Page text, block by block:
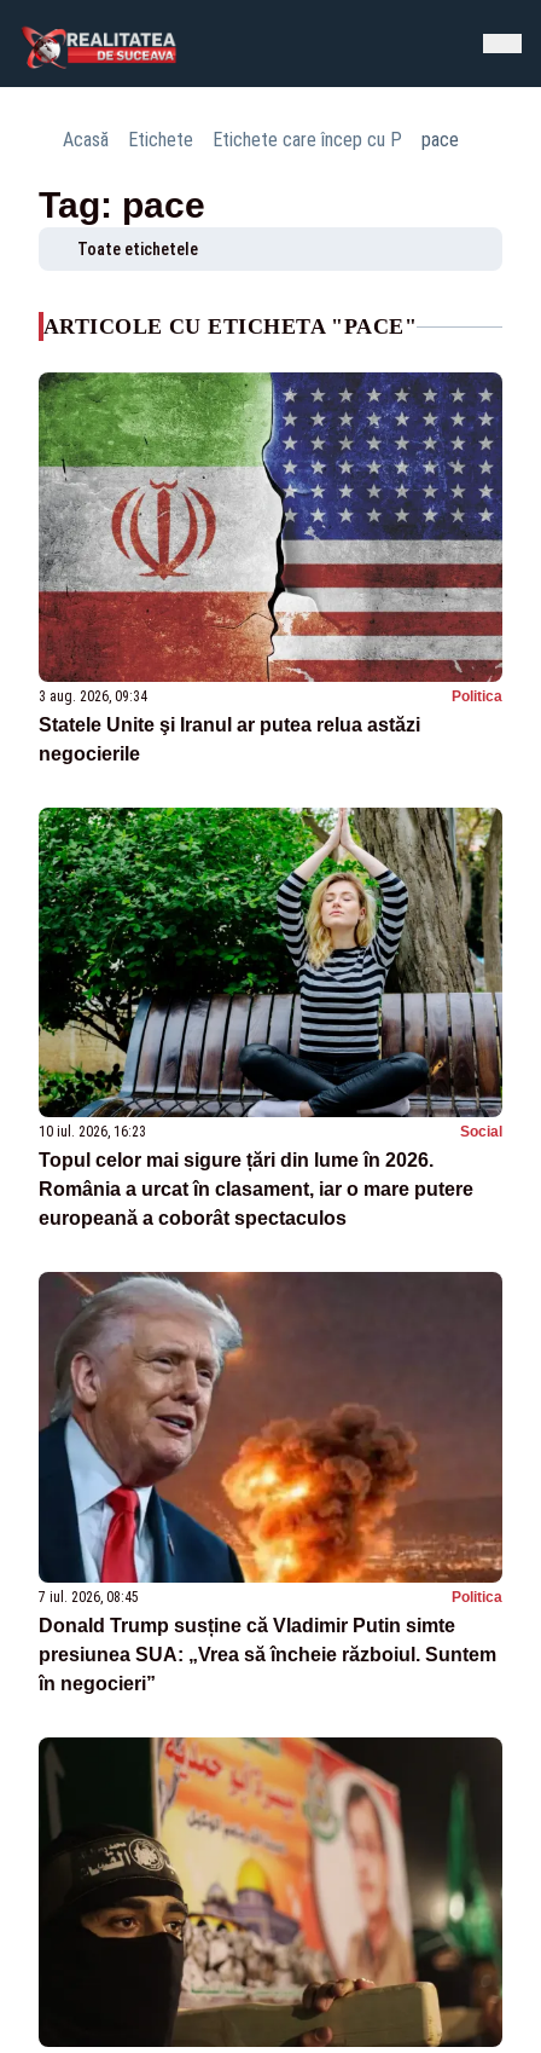
Acasă Etichete Etichete care încep cu P pace
Tag: pace
Toate etichetele
ARTICOLE CU ETICHETA "PACE"
3 aug. 2026, 09:34 Politica
Statele Unite şi Iranul ar putea relua astăzi
negocierile
10 iul. 2026, 16:23 Social
Topul celor mai sigure țări din lume în 2026.
România a urcat în clasament, iar o mare putere
europeană a coborât spectaculos
7 iul. 2026, 08:45 Politica
Donald Trump susține că Vladimir Putin simte
presiunea SUA: „Vrea să încheie războiul. Suntem
în negocieri”